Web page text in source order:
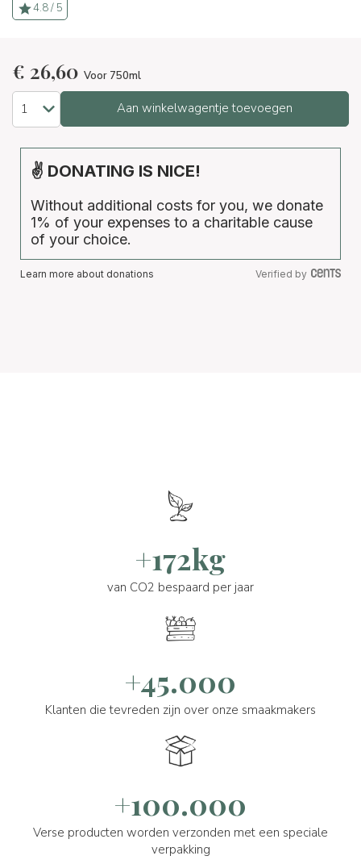
4.8 / 5
€ 26,60 Voor 750ml
Aan winkelwagentje toevoegen
✌ DONATING IS NICE!
Without additional costs for you, we donate
1% of your expenses to a charitable cause
of your choice.
Learn more about donations Verified by
+172kg
van CO2 bespaard per jaar
+45.000
Klanten die tevreden zijn over onze smaakmakers
+100.000
Verse producten worden verzonden met een speciale
verpakking